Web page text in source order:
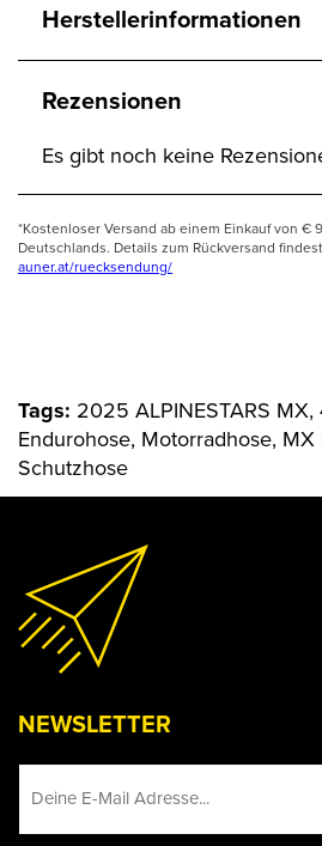
Herstellerinformationen
Rezensionen
Es gibt noch keine
*Kostenloser Versand ab einem Einkauf von €
Deutschlands. Details zum Rückversand
auner.at/ruecksendung/
Tags: 2025 ALPINESTARS
Endurohose, Motorradhose,
Schutzhose
NEWSLETTER